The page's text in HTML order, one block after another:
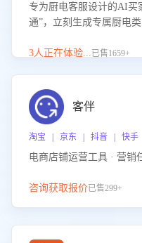
专为厨电客服设计的AI买
通”，立刻生成专属厨电
实场景应对技巧！
3人正在体验...已售1659+
客伴
淘宝 | 京东 | 抖音 | 快手
电商店铺运营工具 · 营销
咨询获取报价已售299+